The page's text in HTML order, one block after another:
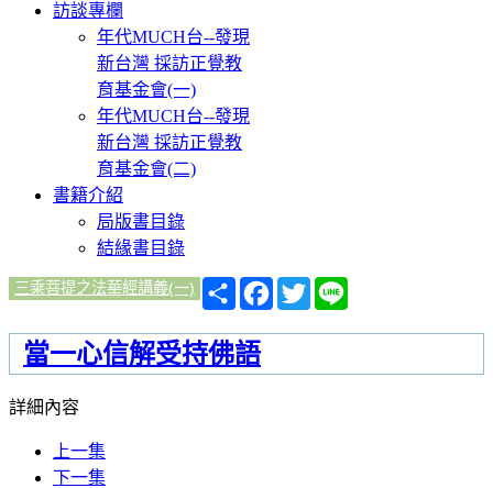
訪談專欄
年代MUCH台--發現
新台灣 採訪正覺教
育基金會(一)
年代MUCH台--發現
新台灣 採訪正覺教
育基金會(二)
書籍介紹
局版書目錄
結緣書目錄
三乘菩提之法華經講義(一)
分
享
Facebook
Twitter
當一心信解受持佛語
詳細內容
上一集
下一集